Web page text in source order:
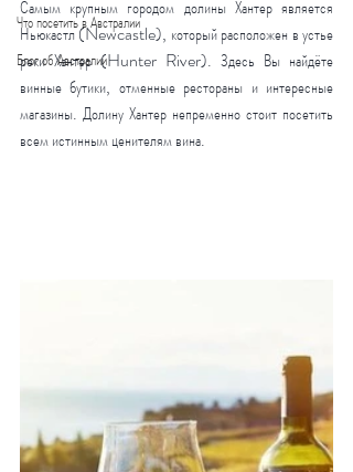
Что посетить в Австралии
Блог об Австралии
Самым крупным городом долины Хантер является
Ньюкастл (Newcastle), который расположен в устье
реки Хантер (Hunter River). Здесь Вы найдёте
винные бутики, отменные рестораны и интересные
магазины. Долину Хантер непременно стоит посетить
всем истинным ценителям вина.